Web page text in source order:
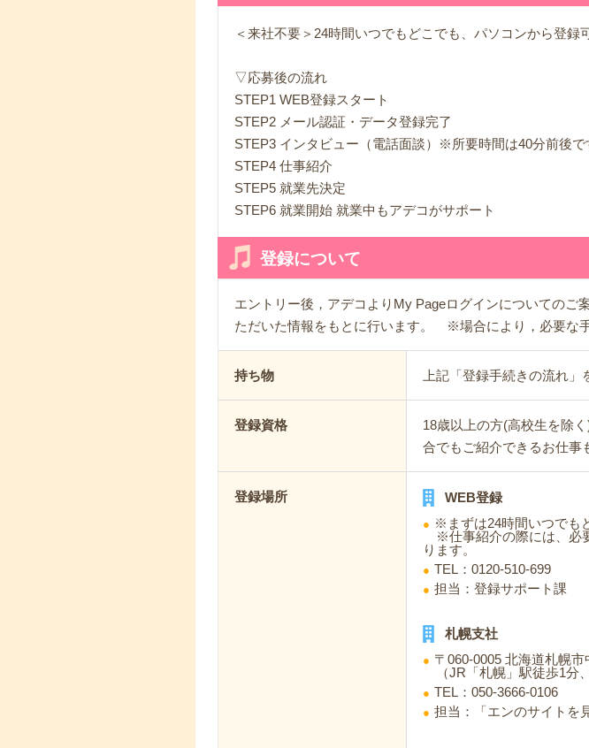
＜来社不要＞24時間いつでもどこでも、パソコンから登録
▽応募後の流れ
STEP1 WEB登録スタート
STEP2 メール認証・データ登録完了
STEP3 インタビュー（電話面談）※所要時間は40分前後で
STEP4 仕事紹介
STEP5 就業先決定
STEP6 就業開始 就業中もアデコがサポート
登録について
エントリー後，アデコよりMy Pageログインについての
ただいた情報をもとに行います。 ※場合により，必要な
持ち物 上記「登録手続きの流れ」
登録資格
18歳以上の方(高校生を除
合でもご紹介できるお仕事
登録場所
WEB登録
※まずは24時間いつでも
※仕事紹介の際には、必
ります。
TEL：0120-510-699
担当：登録サポート課
札幌支社
〒060-0005 北海道札幌
（JR「札幌」駅徒歩1分
TEL：050-3666-0106
担当：「エンのサイトを